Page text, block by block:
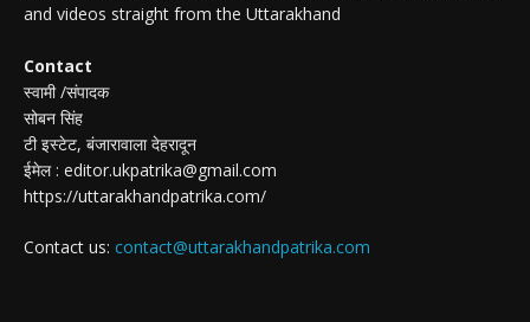
and videos straight from the Uttarakhand
Contact
स्वामी /संपादक
सोबन सिंह
टी इस्टेट, बंजारावाला देहरादून
ईमेल : editor.ukpatrika@gmail.com
https://uttarakhandpatrika.com/
Contact us: contact@uttarakhandpatrika.com